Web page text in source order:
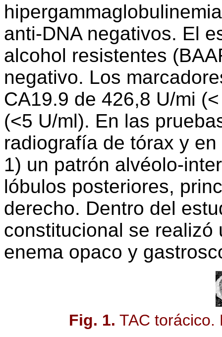
anti-DNA negativos. El
alcohol resistentes
negativo. Los
CA19.9 de 426,8 U/mi
(<5 U/ml). En las
radiografía de tórax y
1) un patrón alvéolo-
lóbulos posteriores,
derecho. Dentro del
constitucional se
enema opaco y
Fig. 1. TAC torácico.